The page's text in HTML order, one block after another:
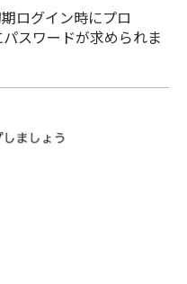
ログイン時にプロ
スワードが求められま